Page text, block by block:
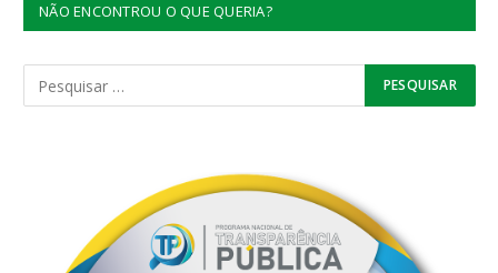
NÃO ENCONTROU O QUE QUERIA?